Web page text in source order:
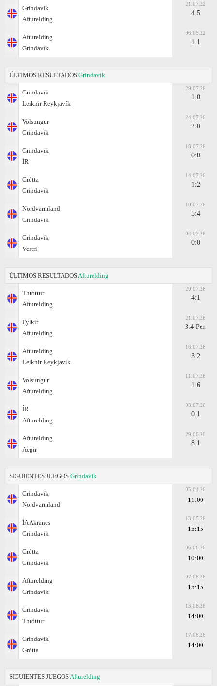
Grindavík
Afturelding
21.07.22
4:5
Afturelding
Grindavík
06.05.22
1:1
ÚLTIMOS RESULTADOS Grindavík
Grindavík
Leiknir Reykjavík
29.07.26
1:0
Volsungur
Grindavík
24.07.26
2:0
Grindavík
ÍR
18.07.26
0:0
Grótta
Grindavík
14.07.26
1:2
Nordvarmland
Grindavík
10.07.26
5:4
Grindavík
Vestri
04.07.26
0:0
ÚLTIMOS RESULTADOS Afturelding
Thróttur
Afturelding
29.07.26
4:1
Fylkir
Afturelding
21.07.26
3:4 Pen
Afturelding
Leiknir Reykjavík
16.07.26
3:2
Volsungur
Afturelding
11.07.26
1:6
ÍR
Afturelding
03.07.26
0:1
Afturelding
Aegir
29.06.26
8:1
SIGUIENTES JUEGOS Grindavík
Grindavík
Nordvarmland
05.04.26
11:00
ÍA Akranes
Grindavík
13.05.26
15:15
Grótta
Grindavík
06.06.26
10:00
Afturelding
Grindavík
07.08.26
15:15
Grindavík
Thróttur
13.08.26
14:00
Grindavík
Grótta
17.08.26
14:00
SIGUIENTES JUEGOS Afturelding